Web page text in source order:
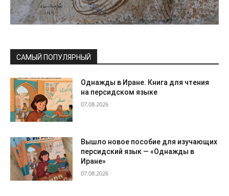
САМЫЙ ПОПУЛЯРНЫЙ
Однажды в Иране. Книга для чтения
на персидском языке
07.08.2026
Вышло новое пособие для изучающих
персидский язык — «Однажды в
Иране»
07.08.2026